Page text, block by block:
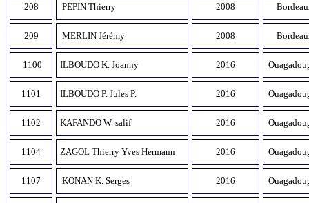
208 PEPIN Thierry 2008
209 MERLIN Jérémy 2008
1100 ILBOUDO K. Joanny 2016
1101 ILBOUDO P. Jules P. 2016
1102 KAFANDO W. salif 2016
1104 ZAGOL Thierry Yves Hermann 2016
1107 KONAN K. Serges 2016